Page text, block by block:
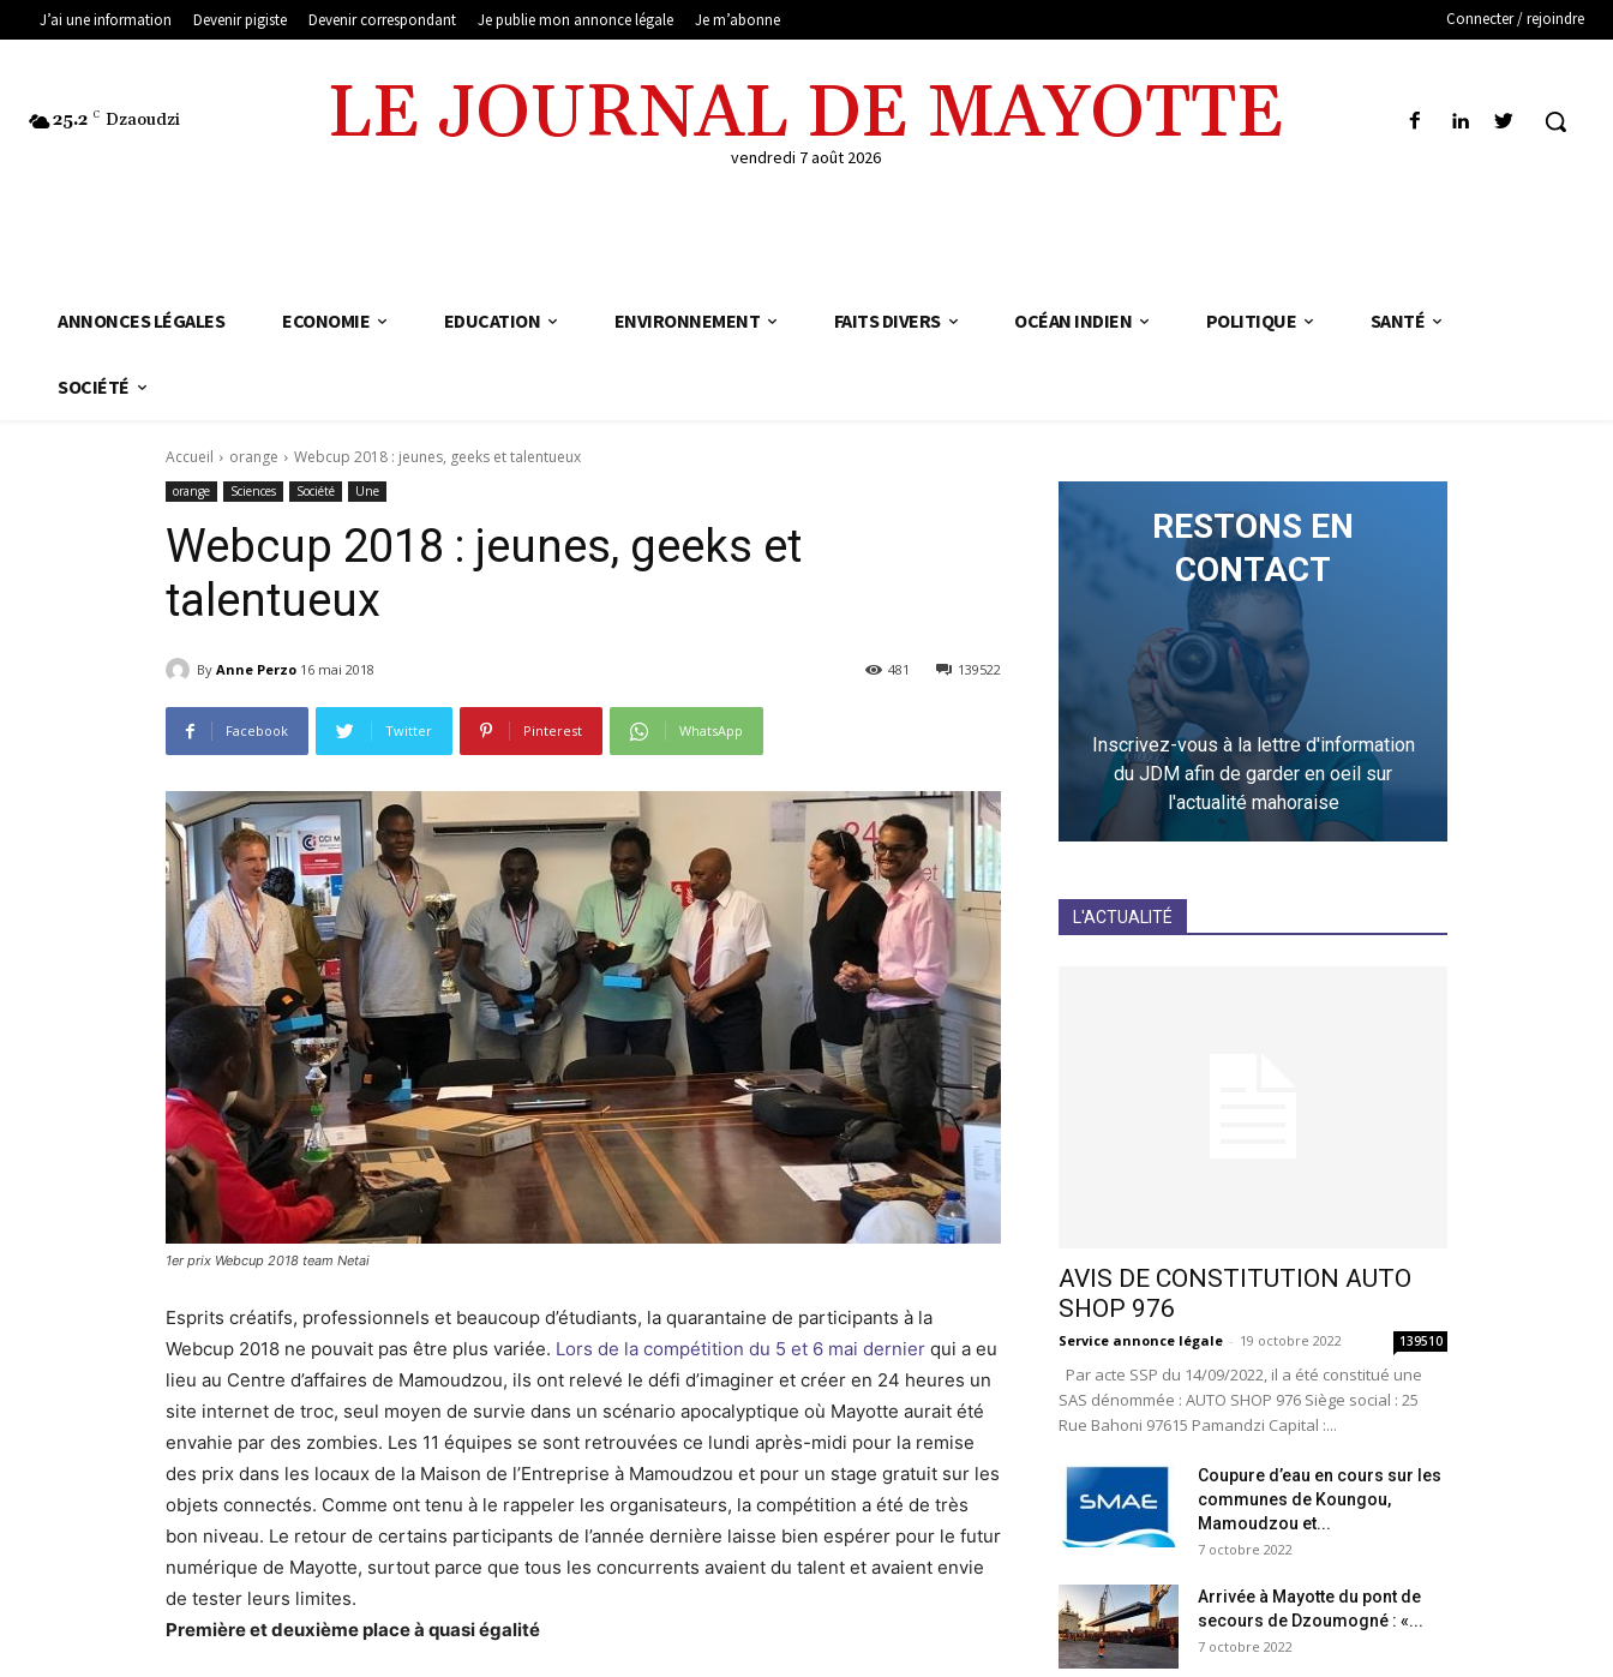
J’ai une information Devenir pigiste Devenir correspondant Je publie mon annonce légale Je m’abonne Connecter / rejoindre
25.2 C Dzaoudzi LE JOURNAL DE MAYOTTE
vendredi 7 août 2026
ANNONCES LÉGALES ECONOMIE EDUCATION ENVIRONNEMENT FAITS DIVERS OCÉAN INDIEN POLITIQUE SANTÉ
SOCIÉTÉ
Accueil orange Webcup 2018 : jeunes, geeks et talentueux
orange Sciences Société Une
Webcup 2018 : jeunes, geeks et
talentueux
By Anne Perzo 16 mai 2018 139522
481
Facebook Twitter Pinterest WhatsApp
1er prix Webcup 2018 team Netai
Esprits créatifs, professionnels et beaucoup d’étudiants, la quarantaine de participants à la
Webcup 2018 ne pouvait pas être plus variée. Lors de la compétition du 5 et 6 mai dernier qui a eu
lieu au Centre d’affaires de Mamoudzou, ils ont relevé le défi d’imaginer et créer en 24 heures un
site internet de troc, seul moyen de survie dans un scénario apocalyptique où Mayotte aurait été
envahie par des zombies. Les 11 équipes se sont retrouvées ce lundi après-midi pour la remise
des prix dans les locaux de la Maison de l’Entreprise à Mamoudzou et pour un stage gratuit sur les
objets connectés. Comme ont tenu à le rappeler les organisateurs, la compétition a été de très
bon niveau. Le retour de certains participants de l’année dernière laisse bien espérer pour le futur
numérique de Mayotte, surtout parce que tous les concurrents avaient du talent et avaient envie
de tester leurs limites.
Première et deuxième place à quasi égalité
RESTONS EN
CONTACT
Inscrivez-vous à la lettre d'information
du JDM afin de garder en oeil sur
l'actualité mahoraise
L'ACTUALITÉ
AVIS DE CONSTITUTION AUTO
SHOP 976
Service annonce légale - 19 octobre 2022 139510
Par acte SSP du 14/09/2022, il a été constitué une
SAS dénommée : AUTO SHOP 976 Siège social : 25
Rue Bahoni 97615 Pamandzi Capital :...
Coupure d’eau en cours sur les
communes de Koungou,
Mamoudzou et...
7 octobre 2022
Arrivée à Mayotte du pont de
secours de Dzoumogné : «...
7 octobre 2022